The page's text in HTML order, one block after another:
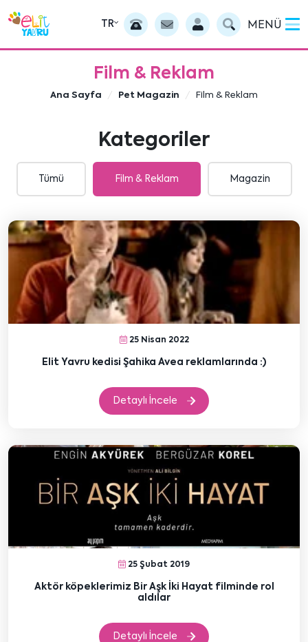
TR MENÜ
Film & Reklam
Ana Sayfa Pet Magazin Film & Reklam
Kategoriler
Tümü Film & Reklam Magazin
25 Nisan 2022
Elit Yavru kedisi Şahika Avea reklamlarında :)
Detaylı İncele
25 Şubat 2019
Aktör köpeklerimiz Bir Aşk İki Hayat filminde rol
aldılar
Detaylı İncele